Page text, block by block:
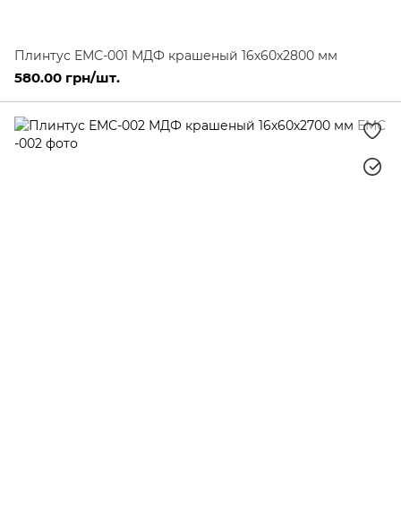
Плинтус ЕМС-001 МДФ крашеный 16х60х2800 мм
580.00 грн/шт.